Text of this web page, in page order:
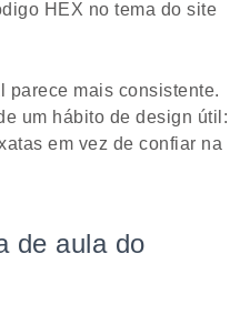
HEX no tema do site
parece mais consistente.
um hábito de design útil:
em vez de confiar na
de aula do